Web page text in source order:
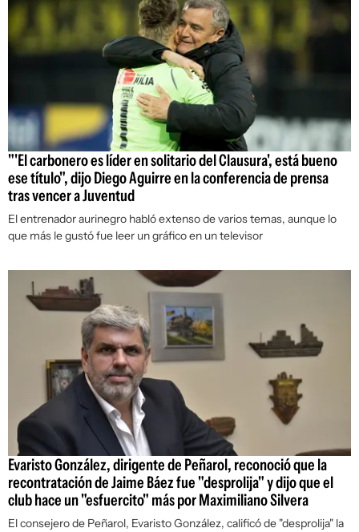
"'El carbonero es líder en solitario del Clausura', está bueno
ese título", dijo Diego Aguirre en la conferencia de prensa
tras vencer a Juventud
El entrenador aurinegro habló extenso de varios temas, aunque lo
que más le gustó fue leer un gráfico en un televisor
Evaristo González, dirigente de Peñarol, reconoció que la
recontratación de Jaime Báez fue "desprolija" y dijo que el
club hace un "esfuercito" más por Maximiliano Silvera
El consejero de Peñarol, Evaristo González, calificó de "desprolija" la